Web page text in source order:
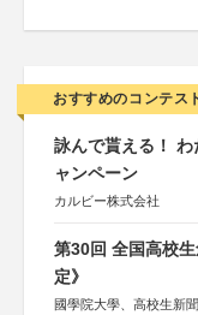
おすすめのコンテス
詠んで貰える！
ャンペーン
カルビー株式会社
第30回 全国高校
定》
國學院大學、高校生新